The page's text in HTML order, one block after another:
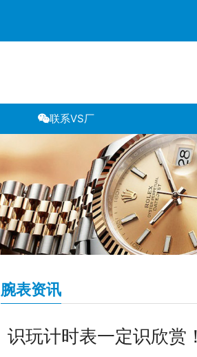
联系VS厂
腕表资讯
识玩计时表一定识欣赏